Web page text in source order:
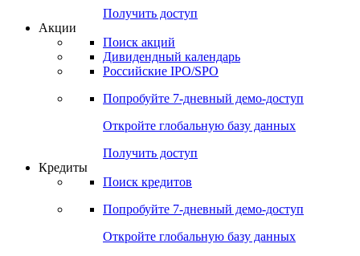
Попробуйте7-дневный
Откройте глобальную базу данных
Получить доступ
Поиск акций
Российские IPO/SPO
Попробуйте7-дневный
Откройте глобальную базу данных
Получить доступ
Поиск кредитов